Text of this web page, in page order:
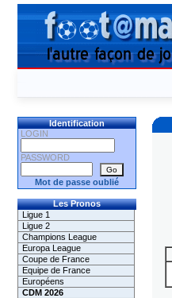
Identification
LOGIN
PASSWORD
Mot de passe oublié
Les Pronos
Ligue 1
Ligue 2
Champions League
Europa League
Coupe de France
Equipe de France
Européens
CDM 2026